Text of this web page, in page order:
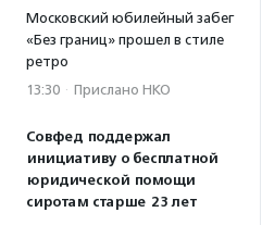
Московский юбилейный забег
«Без границ» прошел в стиле
ретро
13:30 · Прислано НКО
Совфед поддержал
инициативу о бесплатной
юридической помощи
сиротам старше 23 лет